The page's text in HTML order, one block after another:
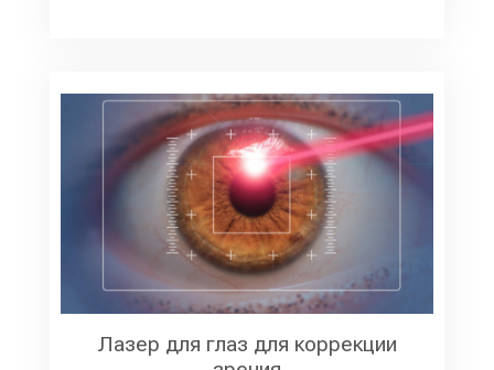
Лазер для глаз для коррекции